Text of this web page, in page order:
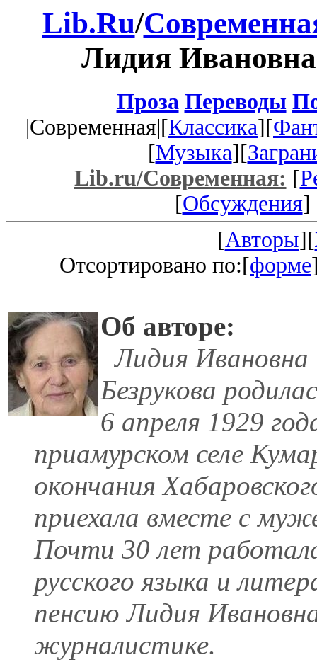
Lib.Ru/
Лидия
Проза Переводы
|Современная|[Классика][
[Музыка][
Lib.ru/Современная: [
[Обсуждения]
[Авторы][
Отсортировано по:[форме
Об авторе:
Лидия Ивановна
Безрукова
6 апреля 1929
приамурском селе
окончания
приехала вместе с
Почти 30 лет
русского языка и
пенсию Лидия
журналистике.